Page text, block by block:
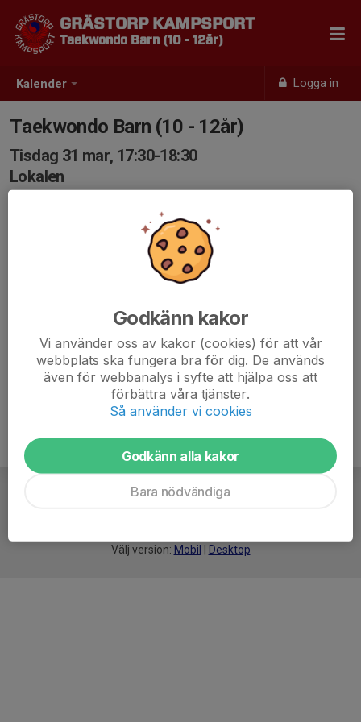
Kalender Logga in
GRÄSTORP KAMPSPORT
Taekwondo Barn (10 - 12år)
Taekwondo Barn (10 - 12år)
Tisdag 31 mar, 17:30-18:30
Lokalen
Välj version: Mobil Desktop
Godkänn kakor
Vi använder oss av kakor (cookies) för att vår
webbplats ska fungera bra för dig. De används
även för webbanalys i syfte att hjälpa oss att
förbättra våra tjänster.
Så använder vi cookies
Godkänn alla kakor
Bara nödvändiga